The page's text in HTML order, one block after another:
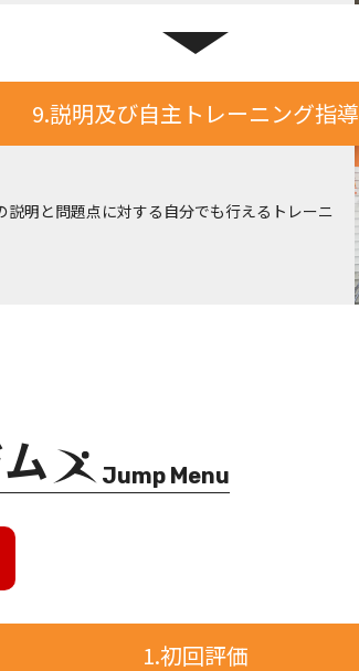
9.説明及び自主トレーニング指導
説明と問題点に対する自分でも行えるトレーニ
Jump Menu
1.初回評価